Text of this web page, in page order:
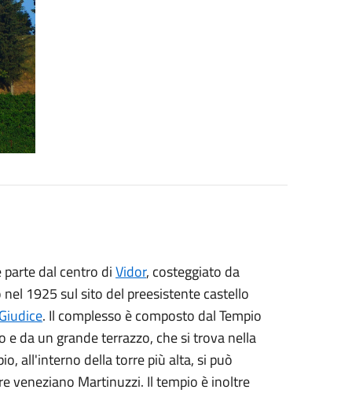
dal centro diVidor, costeggiato da
1925 sul sito del preesistente castello
. Il complesso è composto dal Tempio
e da un grande terrazzo, che si trova nella
all'interno della torre più alta, si può
veneziano Martinuzzi. Il tempio è inoltre